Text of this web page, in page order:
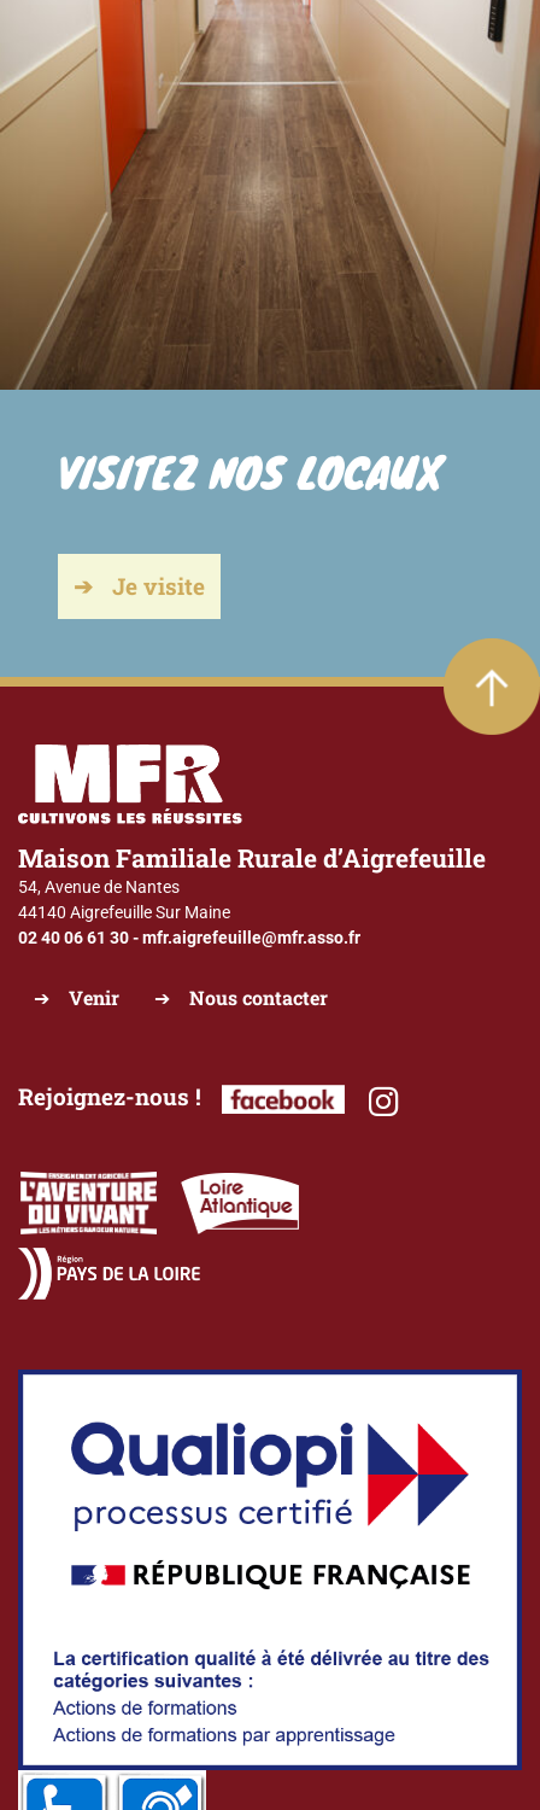
VISITEZ NOS LOCAUX
Je visite
Maison Familiale Rurale d’Aigrefeuille
54, Avenue de Nantes
44140 Aigrefeuille Sur Maine
02 40 06 61 30-mfr.aigrefeuille@mfr.asso.fr
Venir Nous contacter
Rejoignez-nous !